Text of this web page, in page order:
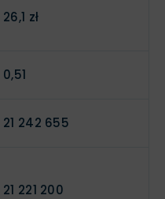
26,1 zł
0,51
21 242 655
21 221 200